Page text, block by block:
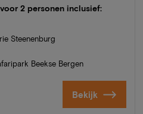
2 personen inclusief:
Steenenburg
Beekse Bergen
Bekijk